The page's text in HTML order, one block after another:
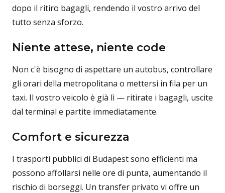
dopo il ritiro bagagli, rendendo il vostro arrivo del
tutto senza sforzo.
Niente attese, niente code
Non c'è bisogno di aspettare un autobus, controllare
gli orari della metropolitana o mettersi in fila per un
taxi. Il vostro veicolo è già lì — ritirate i bagagli, uscite
dal terminal e partite immediatamente.
Comfort e sicurezza
I trasporti pubblici di Budapest sono efficienti ma
possono affollarsi nelle ore di punta, aumentando il
rischio di borseggi. Un transfer privato vi offre un